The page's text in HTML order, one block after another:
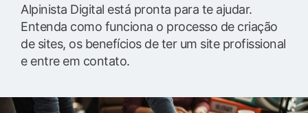
Alpinista Digital está pronta para te ajudar.
Entenda como funciona o processo de criação
de sites, os benefícios de ter um site profissional
e entre em contato.